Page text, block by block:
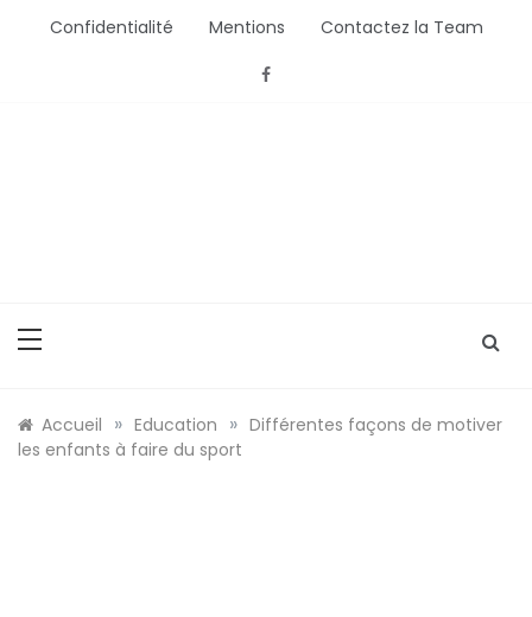
Confidentialité Mentions Contactez la Team
Bébé Saisons
Accueil » Education » Différentes façons de motiver
les enfants à faire du sport